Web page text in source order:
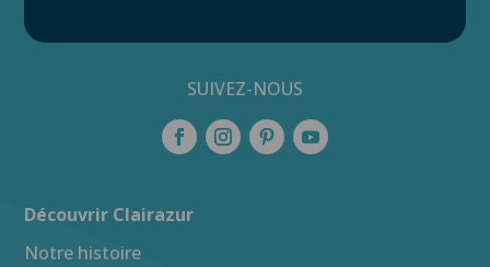
SUIVEZ-NOUS
Découvrir Clairazur
Notre histoire